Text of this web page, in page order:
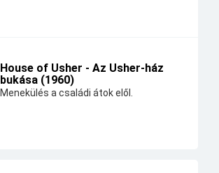
House of Usher - Az Usher-ház
bukása (1960)
Menekülés a családi átok elől.